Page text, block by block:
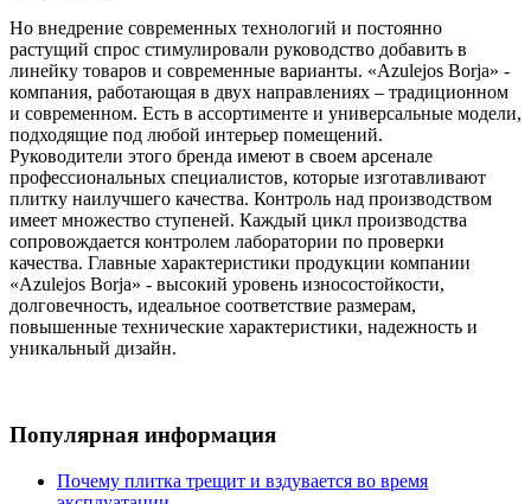
Но внедрение современных технологий и постоянно
растущий спрос стимулировали руководство добавить в
линейку товаров и современные варианты. «Azulejos Borja» -
компания, работающая в двух направлениях – традиционном
и современном. Есть в ассортименте и универсальные модели,
подходящие под любой интерьер помещений.
Руководители этого бренда имеют в своем арсенале
профессиональных специалистов, которые изготавливают
плитку наилучшего качества. Контроль над производством
имеет множество ступеней. Каждый цикл производства
сопровождается контролем лаборатории по проверки
качества. Главные характеристики продукции компании
«Azulejos Borja» - высокий уровень износостойкости,
долговечность, идеальное соответствие размерам,
повышенные технические характеристики, надежность и
уникальный дизайн.
Популярная информация
Почему плитка трещит и вздувается во время